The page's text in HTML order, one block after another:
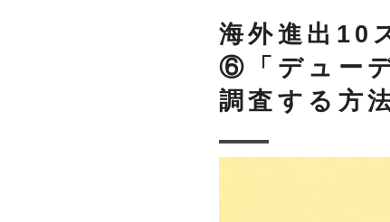
海外進出10
⑥「デュー
調査する方